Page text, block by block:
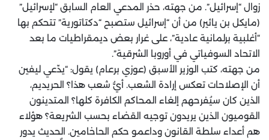
زوال “إسرائيل”. من جهته، حذر المدعي العام السابق “لإسرائيل”
(مايكل بن يائير) من أن “إسرائيل ستصبح “دكتاتورية” تتحكم بها
“أغلبية برلمانية عادية”، على غرار بعض ديمقراطيات ما بعد
الاتحاد السوفياتي في أوروبا الشرقية”.
من جهته، كتب الوزير الأسبق (عوزي برعام) يقول: “يدّعي ليفين
أن الإصلاحات تعكس إرادة الشعب. أيُّ شعب هذا؟ الحريديم،
الذين كان سيُفرحهم إلغاء المحاكم الكافرة كلها؟ المتدينون
القوميون الذين يريدون توجيه القضاء بحسب الشريعة؟ هؤلاء
هم أعداء سلطة القانون وداعمو حكم الحاخامين. الحديث يدور